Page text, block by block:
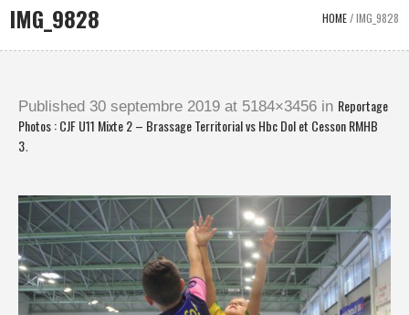
IMG_9828 HOME/IMG_9828
Published 30 septembre 2019 at 5184×3456 in Reportage
Photos : CJF U11 Mixte 2 – Brassage Territorial vs Hbc Dol et Cesson RMHB
3.